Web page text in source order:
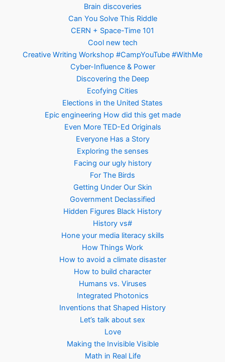
Brain discoveries
Can You Solve This Riddle
CERN + Space-Time 101
Cool new tech
Creative Writing Workshop #CampYouTube #WithMe
Cyber-Influence & Power
Discovering the Deep
Ecofying Cities
Elections in the United States
Epic engineering How did this get made
Even More TED-Ed Originals
Everyone Has a Story
Exploring the senses
Facing our ugly history
For The Birds
Getting Under Our Skin
Government Declassified
Hidden Figures Black History
History vs#
Hone your media literacy skills
How Things Work
How to avoid a climate disaster
How to build character
Humans vs. Viruses
Integrated Photonics
Inventions that Shaped History
Let’s talk about sex
Love
Making the Invisible Visible
Math in Real Life